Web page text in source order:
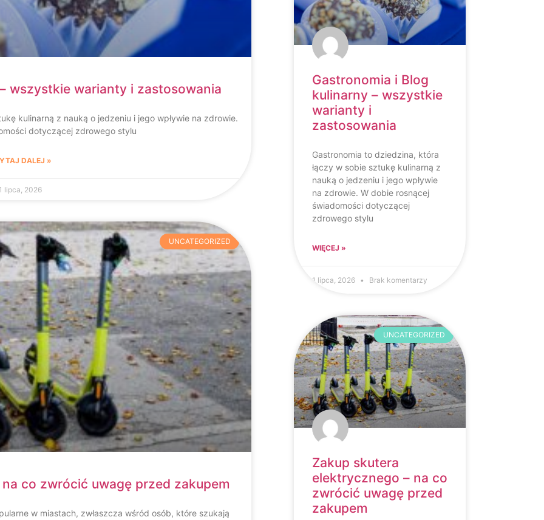
wszystkie warianty i zastosowania
kulinarną z nauką o jedzeniu i jego wpływie na zdrowie.
dotyczącej zdrowego stylu
DALEJ »
lipca, 2026
UNCATEGORIZED
co zwrócić uwagę przed zakupem
w miastach, zwłaszcza wśród osób, które szukają
Gastronomia i Blog
kulinarny – wszystkie
warianty i
zastosowania
Gastronomia to dziedzina, która
łączy w sobie sztukę kulinarną z
nauką o jedzeniu i jego wpływie
na zdrowie. W dobie rosnącej
świadomości dotyczącej
zdrowego stylu
WIĘCEJ »
1 lipca, 2026 Brak komentarzy
UNCATEGORIZED
Zakup skutera
elektrycznego – na co
zwrócić uwagę przed
zakupem